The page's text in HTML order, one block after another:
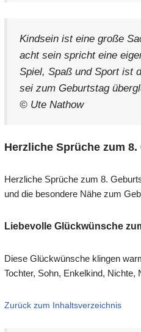
Kindsein ist eine große
acht sein spricht eine
Spiel, Spaß und Sport ist
sei zum Geburtstag
© Ute Nathow
Herzliche Sprüche zum
Herzliche Sprüche zum 8.
und die besondere Nähe zum
Liebevolle Glückwünsche
Diese Glückwünsche klingen
Tochter, Sohn, Enkelkind, Nichte,
Zurück zum Inhaltsverzeichnis